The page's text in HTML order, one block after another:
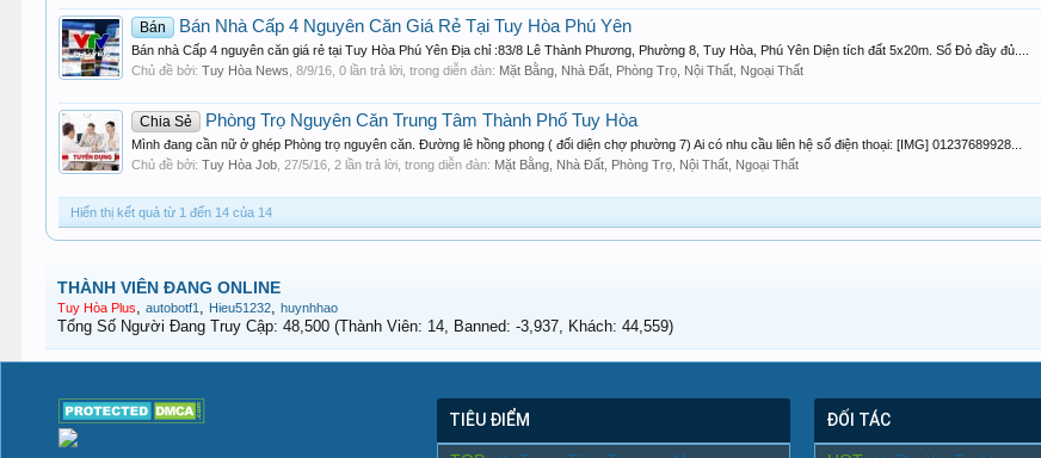
Bán Bán Nhà Cấp 4 Nguyên Căn Giá Rẻ Tại Tuy Hòa Phú Yên
Bán nhà Cấp 4 nguyên căn giá rẻ tại Tuy Hòa Phú Yên Địa chỉ :83/8 Lê Thành Phương, Phường 8, Tuy Hòa, Phú Yên Diện tích đất 5x20m. Sổ Đỏ đầy đủ....
Chủ đề bởi:Tuy Hòa News ,8/9/16 , 0 lần trả lời, trong diễn đàn: Mặt Bằng, Nhà Đất, Phòng Trọ, Nội Thất, Ngoại Thất
Chia Sẻ Phòng Trọ Nguyên Căn Trung Tâm Thành Phố Tuy Hòa
Mình đang cần nữ ở ghép Phòng trọ nguyên căn. Đường lê hồng phong ( đối diện chợ phường 7) Ai có nhu cầu liên hệ số điện thoại: [IMG] 01237689928...
Chủ đề bởi:Tuy Hòa Job ,27/5/16 , 2 lần trả lời, trong diễn đàn: Mặt Bằng, Nhà Đất, Phòng Trọ, Nội Thất, Ngoại Thất
Hiển thị kết quả từ 1 đến 14 của 14
THÀNH VIÊN ĐANG ONLINE
Tuy Hòa Plus,autobotf1 , Hieu51232,huynhhao
Tổng Số Người Đang Truy Cập: 48,500 (Thành Viên: 14, Banned: -3,937, Khách: 44,559)
TIÊU ĐIỂM ĐỐI TÁC